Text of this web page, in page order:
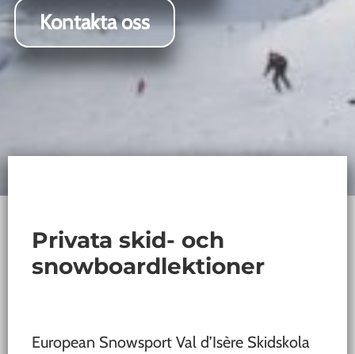
Kontakta oss
Privata skid- och
snowboardlektioner
European Snowsport Val d’Isère Skidskola